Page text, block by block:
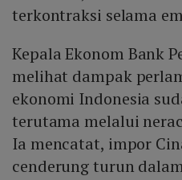
terkontraksi selama
Kepala Ekonom Bank
melihat dampak
ekonomi Indonesia
terutama melalui
Ia mencatat, impor
cenderung turun